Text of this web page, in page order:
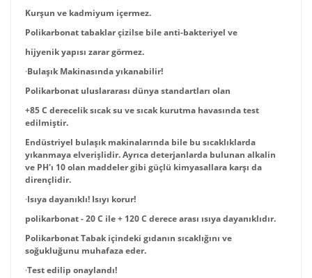
Kurşun ve kadmiyum içermez.
Polikarbonat tabaklar çizilse bile anti-bakteriyel ve
hijyenik yapısı zarar görmez.
·Bulaşık Makinasında yıkanabilir!
Polikarbonat uluslararası dünya standartları olan
+85 C derecelik sıcak su ve sıcak kurutma havasında test
edilmiştir.
Endüstriyel bulaşık makinalarında bile bu sıcaklıklarda
yıkanmaya elverişlidir. Ayrıca deterjanlarda bulunan alkalin
ve PH'ı 10 olan maddeler gibi güçlü kimyasallara karşı da
dirençlidir.
·Isıya dayanıklı! Isıyı korur!
polikarbonat - 20 C ile + 120 C derece arası ısıya dayanıklıdır.
Polikarbonat Tabak içindeki gıdanın sıcaklığını ve
soğukluğunu muhafaza eder.
·Test edilip onaylandı!